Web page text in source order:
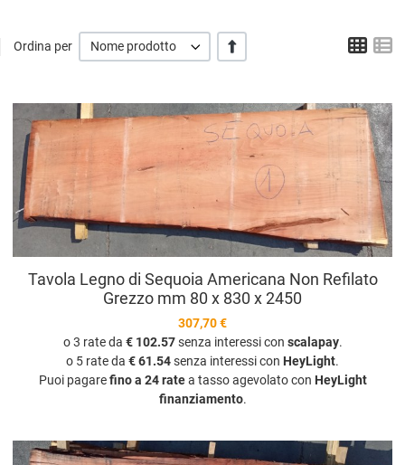
Ordina per Nome prodotto +/-
Tavola Legno di Sequoia Americana Non Refilato
Grezzo mm 80 x 830 x 2450
307,70 €
o 3 rate da € 102.57senza interessi con scalapay.
o 5 rate da € 61.54senza interessi con HeyLight.
Puoi pagarefino a 24 ratea tasso agevolato con HeyLight
finanziamento.